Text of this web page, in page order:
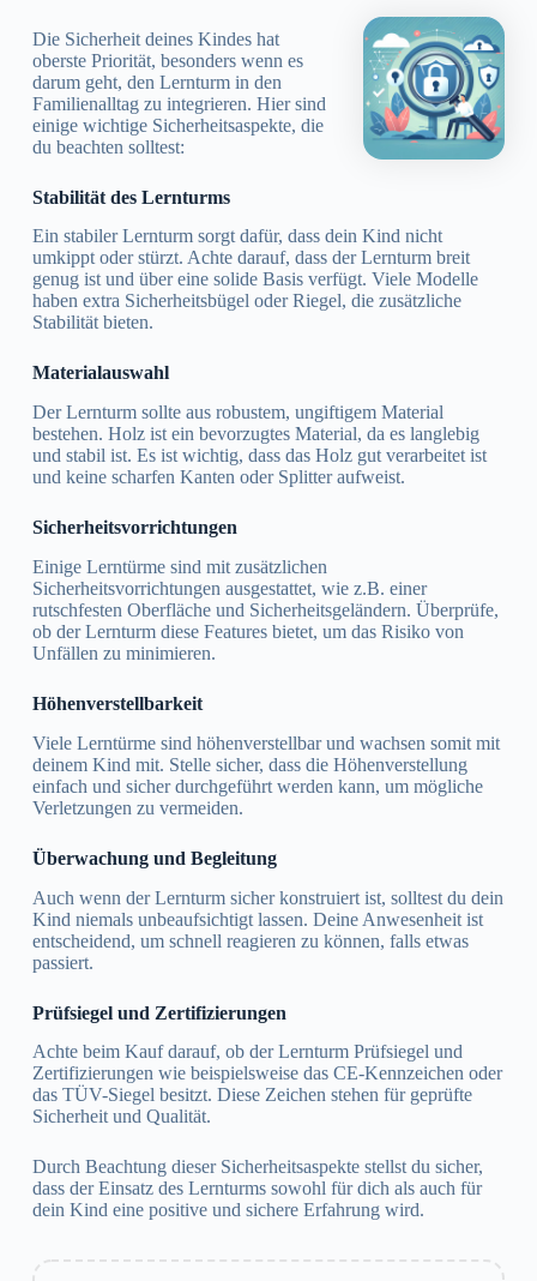
Die Sicherheit deines Kindes hat
oberste Priorität, besonders wenn es
darum geht, den Lernturm in den
Familienalltag zu integrieren. Hier sind
einige wichtige Sicherheitsaspekte, die
du beachten solltest:
Stabilität des Lernturms
Ein stabiler Lernturm sorgt dafür, dass dein Kind nicht
umkippt oder stürzt. Achte darauf, dass der Lernturm breit
genug ist und über eine solide Basis verfügt. Viele Modelle
haben extra Sicherheitsbügel oder Riegel, die zusätzliche
Stabilität bieten.
Materialauswahl
Der Lernturm sollte aus robustem, ungiftigem Material
bestehen. Holz ist ein bevorzugtes Material, da es langlebig
und stabil ist. Es ist wichtig, dass das Holz gut verarbeitet ist
und keine scharfen Kanten oder Splitter aufweist.
Sicherheitsvorrichtungen
Einige Lerntürme sind mit zusätzlichen
Sicherheitsvorrichtungen ausgestattet, wie z.B. einer
rutschfesten Oberfläche und Sicherheitsgeländern. Überprüfe,
ob der Lernturm diese Features bietet, um das Risiko von
Unfällen zu minimieren.
Höhenverstellbarkeit
Viele Lerntürme sind höhenverstellbar und wachsen somit mit
deinem Kind mit. Stelle sicher, dass die Höhenverstellung
einfach und sicher durchgeführt werden kann, um mögliche
Verletzungen zu vermeiden.
Überwachung und Begleitung
Auch wenn der Lernturm sicher konstruiert ist, solltest du dein
Kind niemals unbeaufsichtigt lassen. Deine Anwesenheit ist
entscheidend, um schnell reagieren zu können, falls etwas
passiert.
Prüfsiegel und Zertifizierungen
Achte beim Kauf darauf, ob der Lernturm Prüfsiegel und
Zertifizierungen wie beispielsweise das CE-Kennzeichen oder
das TÜV-Siegel besitzt. Diese Zeichen stehen für geprüfte
Sicherheit und Qualität.
Durch Beachtung dieser Sicherheitsaspekte stellst du sicher,
dass der Einsatz des Lernturms sowohl für dich als auch für
dein Kind eine positive und sichere Erfahrung wird.